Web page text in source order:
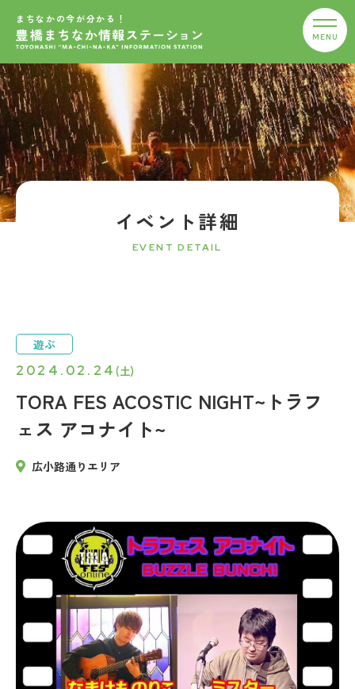
まちなかの今が分かる！
イベント詳細
EVENT DETAIL
TORA FES ACOSTIC NIGHT~トラフ
ェス アコナイト~
2024.02.24 (土)
遊ぶ
広小路通りエリア